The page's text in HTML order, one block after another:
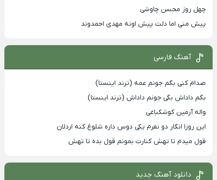
چهل روز محسن چاوشی
پیش منی اما دلت پیش اونه مهدی احمدوند
آهنگ فارسی
صدام کنی بگم جونم عمه (ترند اینستا)
بگم داداش بگی جونم داداش (ترند اینستا)
واله آرمین کوشکباغی
این روزا انگار دو نفرم یکی دوس داره شلوغ کنه اردلان
قول میدم تا تهش کنارت بمونم قول بده تا تهش
دانلود آهنگ جدید